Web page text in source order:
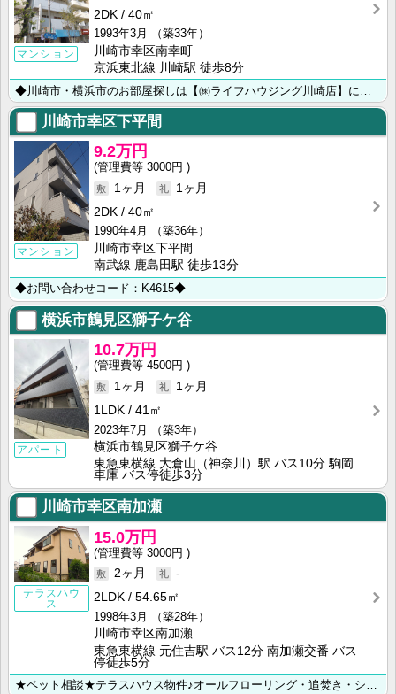
マンション
2DK
40㎡
1993年3月
（築33年）
川崎市幸区南幸町
京浜東北線 川崎駅 徒歩8分
川崎市幸区下平間
マンション
9.2万円
3000円
1ヶ月
1ヶ月
2DK
40㎡
1990年4月
（築36年）
川崎市幸区下平間
南武線 鹿島田駅 徒歩13分
◆お問い合わせコード：K4615◆
横浜市鶴見区獅子ケ谷
アパート
10.7万円
4500円
1ヶ月
1ヶ月
1LDK
41㎡
2023年7月
（築3年）
横浜市鶴見区獅子ケ谷
東急東横線 大倉山（神奈川）駅 バス10分 駒岡
車庫 バス停徒歩3分
川崎市幸区南加瀬
テラスハウ
ス
15.0万円
3000円
2ヶ月
-
2LDK
54.65㎡
1998年3月
（築28年）
川崎市幸区南加瀬
東急東横線 元住吉駅 バス12分 南加瀬交番 バス
停徒歩5分
★ペット相談★テラスハウス物件♪オールフローリング・追焚き・システムキッチン・独立洗面台★ ◆川崎･･･